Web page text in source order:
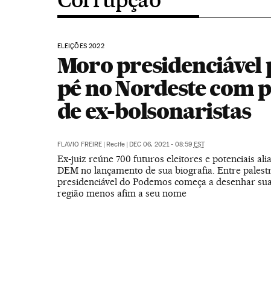
ELEIÇÕES 2022
Moro presidenciável
pé no Nordeste com
de ex-bolsonaristas
FLAVIO FREIRE | Recife | DEC 06, 2021 - 08:59 EST
Ex-juiz reúne 700 futuros eleitores e potenciais
DEM no lançamento de sua biografia. Entre
presidenciável do Podemos começa a desenhar
região menos afim a seu nome